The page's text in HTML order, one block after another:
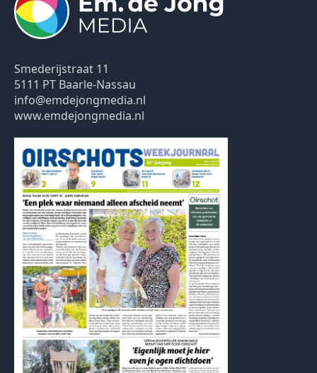
Smederijstraat 11
5111 PT Baarle-Nassau
info@emdejongmedia.nl
www.emdejongmedia.nl